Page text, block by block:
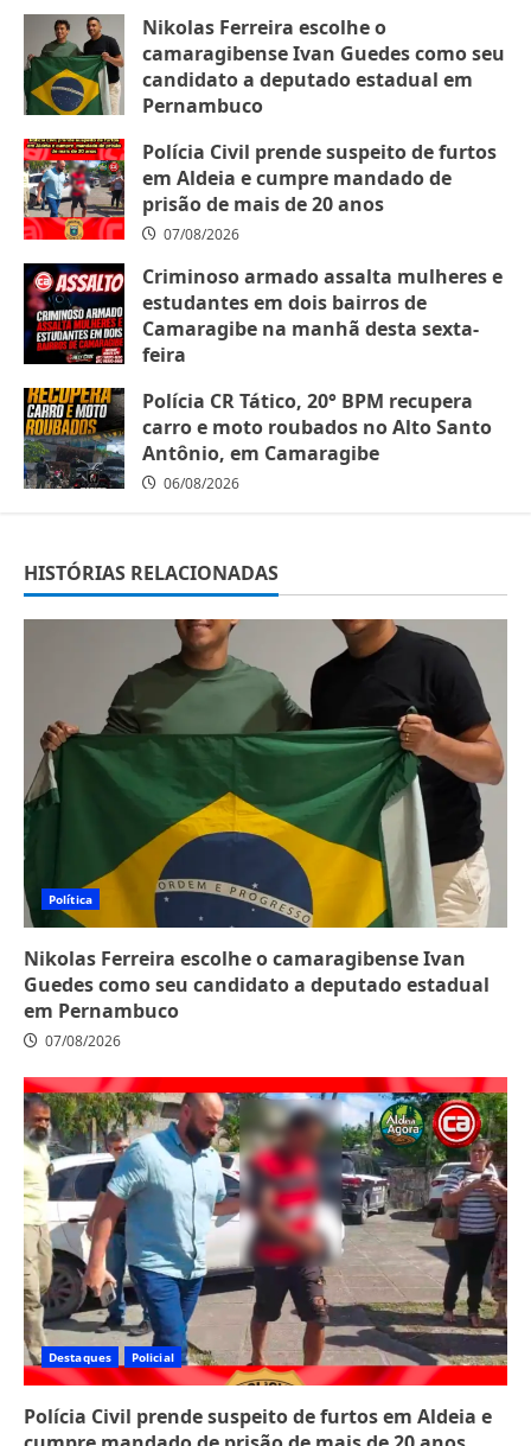
Nikolas Ferreira escolhe o
camaragibense Ivan Guedes como seu
candidato a deputado estadual em
Pernambuco
Polícia Civil prende suspeito de furtos
em Aldeia e cumpre mandado de
prisão de mais de 20 anos
07/08/2026
Criminoso armado assalta mulheres e
estudantes em dois bairros de
Camaragibe na manhã desta sexta-
feira
Polícia CR Tático, 20° BPM recupera
carro e moto roubados no Alto Santo
Antônio, em Camaragibe
06/08/2026
HISTÓRIAS RELACIONADAS
Política
Nikolas Ferreira escolhe o camaragibense Ivan
Guedes como seu candidato a deputado estadual
em Pernambuco
07/08/2026
Destaques Policial
Polícia Civil prende suspeito de furtos em Aldeia e